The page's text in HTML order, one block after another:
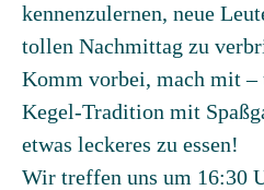
kennenzulernen, neue
tollen Nachmittag zu
Komm vorbei, mach mit –
Kegel-Tradition mit
etwas leckeres zu essen!
Wir treffen uns um 16:30